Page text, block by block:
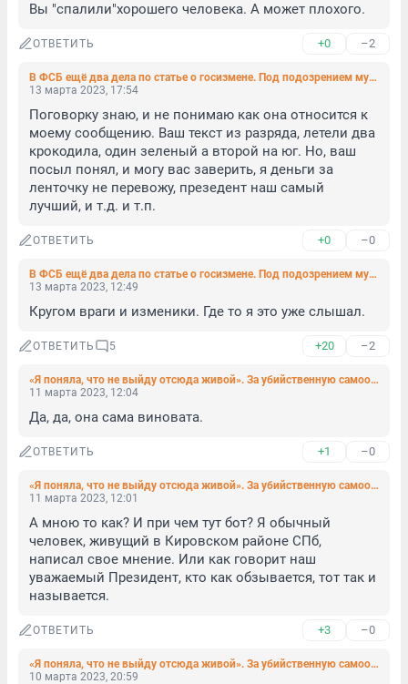
Вы "спалили"хорошего человека. А может плохого.
ОТВЕТИТЬ +0 –2
В ФСБ ещё два дела по статье о госизмене. Под подозрением мужчина из Карелии и сторонница Фургала
13 марта 2023, 17:54
Поговорку знаю, и не понимаю как она относится к
моему сообщению. Ваш текст из разряда, летели два
крокодила, один зеленый а второй на юг. Но, ваш
посыл понял, и могу вас заверить, я деньги за
ленточку не перевожу, презедент наш самый
лучший, и т.д. и т.п.
ОТВЕТИТЬ +0 –0
В ФСБ ещё два дела по статье о госизмене. Под подозрением мужчина из Карелии и сторонница Фургала
13 марта 2023, 12:49
Кругом враги и изменики. Где то я это уже слышал.
ОТВЕТИТЬ 5 +20 –2
«Я поняла, что не выйду отсюда живой». За убийственную самооборону суд назначил 1,5 года исправительных работ
11 марта 2023, 12:04
Да, да, она сама виновата.
ОТВЕТИТЬ +1 –0
«Я поняла, что не выйду отсюда живой». За убийственную самооборону суд назначил 1,5 года исправительных работ
11 марта 2023, 12:01
А мною то как? И при чем тут бот? Я обычный
человек, живущий в Кировском районе СПб,
написал свое мнение. Или как говорит наш
уважаемый Президент, кто как обзывается, тот так и
называется.
ОТВЕТИТЬ +3 –0
«Я поняла, что не выйду отсюда живой». За убийственную самооборону суд назначил 1,5 года исправительных работ
10 марта 2023, 20:59